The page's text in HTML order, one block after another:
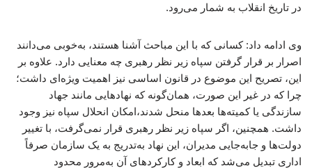
در تاریخ انقلاب به شمار می‌رود.
وی ادامه داد: کسانی که با این مباحث آشنا هستند، به‌خوبی می‌دانند
اصرار بر قرار گرفتن سپاه زیر نظر رهبری چه معنایی دارد. علاوه بر
این، تصریح این موضوع در قانون اساسی نیز اهمیت ویژه‌ای داشت؛
چرا که در غیر این صورت، همان‌گونه که نهادهایی مانند جهاد
سازندگی یا کمیته‌ها بعدها منحل شدند،امکان انحلال سپاه نیز وجود
داشت. همچنین، اگر سپاه زیر نظر رهبری قرار نمی‌گرفت، با تغییر
دولت‌ها و جابه‌جایی مدیران، این نهاد به‌تدریج به یک سازمان صرفاً
اداری تبدیل می‌شد که ابعاد و کارکردهای آن به‌مرور محدود